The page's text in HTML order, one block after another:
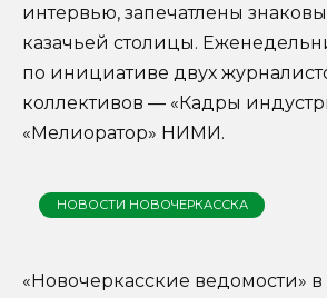
интервью, запечатлены
казачьей столицы.
по инициативе двух
коллективов — «Кадры
«Мелиоратор» НИМИ.
НОВОСТИ НОВОЧЕРКАССКА
«Новочеркасские ведомости»